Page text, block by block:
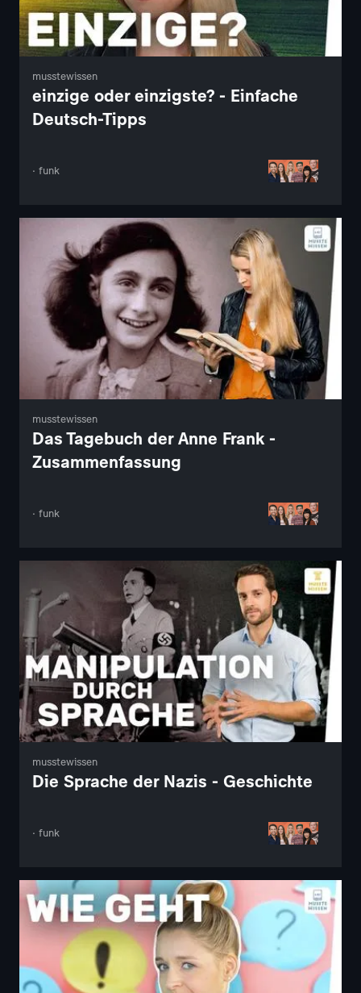
musstewissen
einzige oder einzigste? - Einfache
Deutsch-Tipps
· funk
musstewissen
Das Tagebuch der Anne Frank -
Zusammenfassung
· funk
musstewissen
Die Sprache der Nazis - Geschichte
· funk